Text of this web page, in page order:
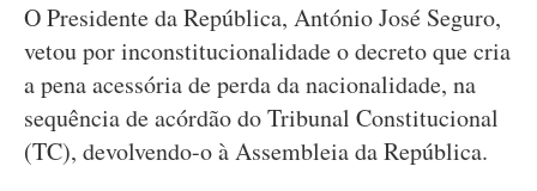
O Presidente da República, António José Seguro,
vetou por inconstitucionalidade o decreto que cria
a pena acessória de perda da nacionalidade, na
sequência de acórdão do Tribunal Constitucional
(TC), devolvendo-o à Assembleia da República.